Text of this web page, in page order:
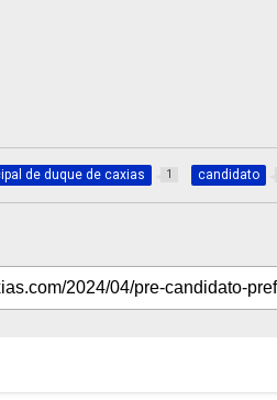
de duque de caxias 1 candidato